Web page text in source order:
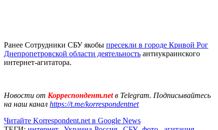
Ранее Сотрудники СБУ якобы пресекли в городе Кривой Рог
Днепропетровской области деятельность антиукраинского
интернет-агитатора.
Новости от Корреспондент.netв Telegram. Подписывайтесь
на наш канал https://t.me/korrespondentnet
Читайте Korrespondent.net в Google News